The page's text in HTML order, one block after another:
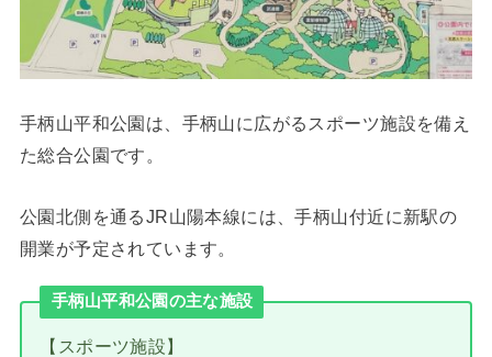
手柄山平和公園は、手柄山に広がるスポーツ施設を備え
た総合公園です。
公園北側を通るJR山陽本線には、手柄山付近に新駅の
開業が予定されています。
手柄山平和公園の主な施設
【スポーツ施設】